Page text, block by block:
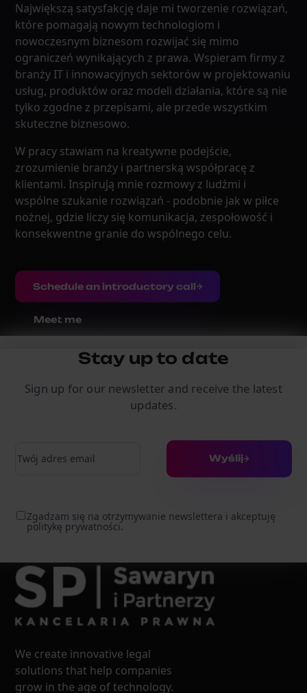
Największą satysfakcję daje mi tworzenie rozwiązań,
które pomagają nowym technologiom i
nowoczesnym biznesom rozwijać się mimo
ograniczeń wynikających z prawa. Wspieram firmy z
branży IT i innowacyjnych sektorów w projektowaniu
usług, produktów oraz modeli działania, które są nie
tylko zgodne z przepisami, ale przede wszystkim
skuteczne biznesowo.
W pracy stawiam na kreatywne podejście,
zrozumienie branży i partnerską współpracę z
klientami. Inspirują mnie rozmowy z ludźmi i
wspólne szukanie rozwiązań - podobnie jak w piłce
nożnej, gdzie liczy się komunikacja, zespołowość i
konsekwentne granie do wspólnego celu.
Schedule an introductory call
Meet me
Stay up to date
Sign up for our newsletter and receive the latest
updates.
Wyślij
Zgadzam się na otrzymywanie newslettera i akceptuję
politykę prywatności.
We create innovative legal
solutions that help companies
grow in the age of technology.